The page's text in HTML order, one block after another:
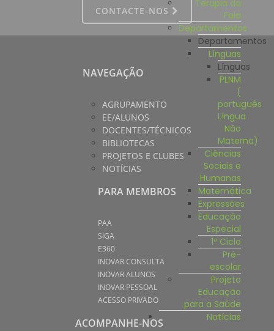
Terapia da
Fala
Departamentos
Departamentos
Línguas
Línguas
PLNM
(
português
Língua
Não
Materna)
Ciências
Sociais e
Humanas
Matemática
Expressões
Educação
Especial
1º Ciclo
Pré-
escolar
Projeto
Educação
para a Saúde
Notícias
CONTACTE-NOS
NAVEGAÇÃO
AGRUPAMENTO
EE/ALUNOS
DOCENTES/TÉCNICOS
BIBLIOTECAS
PROJETOS E CLUBES
NOTÍCIAS
PARA MEMBROS
PAA
SIGA
E360
INOVAR CONSULTA
INOVAR ALUNOS
INOVAR PESSOAL
ACESSO PRIVADO
ACOMPANHE-NOS